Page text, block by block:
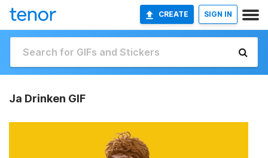
CREATE SIGN IN
Ja Drinken GIF